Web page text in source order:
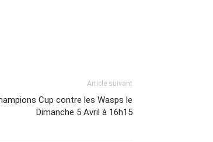
Article suivant
Cup contre les Wasps le
Dimanche 5 Avril à 16h15